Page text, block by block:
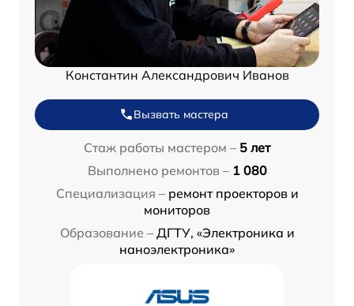
Константин Александрович Иванов
Вызвать мастера
Стаж работы мастером – 5 лет
Выполнено ремонтов – 1 080
Специализация – ремонт проекторов и
мониторов
Образование – ДГТУ, «Электроника и
наноэлектроника»